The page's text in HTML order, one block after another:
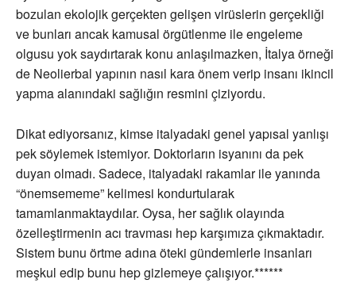
bozulan ekolojik gerçekten gelişen virüslerin gerçekliği
ve bunları ancak kamusal örgütlenme ile engeleme
olgusu yok saydırtarak konu anlaşılmazken, İtalya örneği
de Neolierbal yapının nasıl kara önem verip insanı ikincil
yapma alanındaki sağlığın resmini çiziyordu.
Dikat ediyorsanız, kimse italyadaki genel yapısal yanlışı
pek söylemek istemiyor. Doktorların isyanını da pek
duyan olmadı. Sadece, italyadaki rakamlar ile yanında
“önemsememe” kelimesi kondurtularak
tamamlanmaktaydılar. Oysa, her sağlık olayında
özelleştirmenin acı travması hep karşımıza çıkmaktadır.
Sistem bunu örtme adına öteki gündemlerle insanları
meşkul edip bunu hep gizlemeye çalışıyor.******